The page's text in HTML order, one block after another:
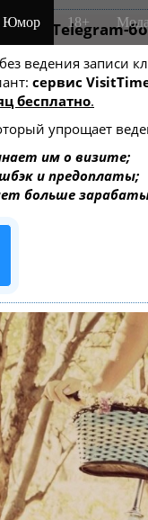
Telegram-
без ведения
сервис
бесплатно.
упрощает
им о визите;
и предоплаты;
больше
Юмор 18+ Мода